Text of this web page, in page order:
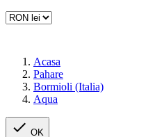
Acasa
Pahare
Bormioli (Italia)
Aqua
 OK